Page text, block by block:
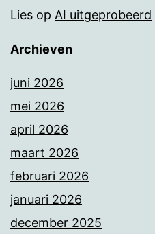
Lies op AI uitgeprobeerd
Archieven
juni 2026
mei 2026
april 2026
maart 2026
februari 2026
januari 2026
december 2025